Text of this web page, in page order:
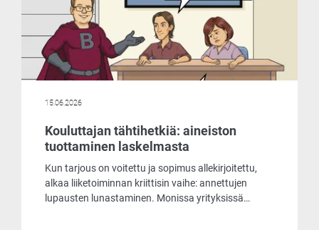
15.06.2026
Kouluttajan tähtihetkiä: aineiston
tuottaminen laskelmasta
Kun tarjous on voitettu ja sopimus allekirjoitettu,
alkaa liiketoiminnan kriittisin vaihe: annettujen
lupausten lunastaminen. Monissa yrityksissä